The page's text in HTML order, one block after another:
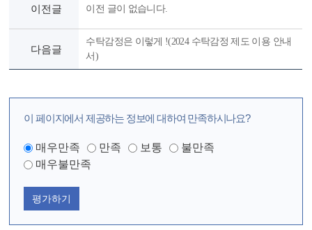
이전글 이전 글이 없습니다.
다음글
수탁감정은 이렇게 !(2024 수탁감정 제도 이용 안내
서)
이 페이지에서 제공하는 정보에 대하여 만족하시나요?
매우만족 만족 보통
불만족
매우불만족
평가하기